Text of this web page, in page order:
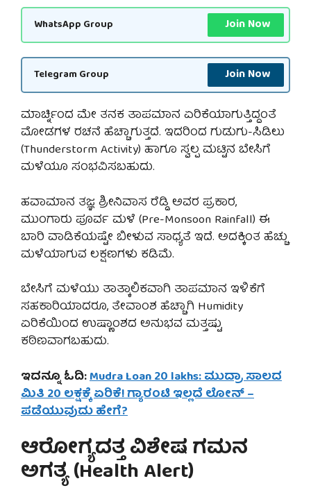
WhatsApp Group Join Now
Telegram Group Join Now
ಮಾರ್ಚ್ನಿಂದ ಮೇ ತನಕ ತಾಪಮಾನ ಏರಿಕೆಯಾಗುತ್ತಿದ್ದಂತೆ
ಮೋಡಗಳ ರಚನೆ ಹೆಚ್ಚಾಗುತ್ತದೆ. ಇದರಿಂದ ಗುಡುಗು-ಸಿಡಿಲು
(Thunderstorm Activity) ಹಾಗೂ ಸ್ವಲ್ಪ ಮಟ್ಟಿನ ಬೇಸಿಗೆ
ಮಳೆಯೂ ಸಂಭವಿಸಬಹುದು.
ಹವಾಮಾನ ತಜ್ಞ ಶ್ರೀನಿವಾಸ ರೆಡ್ಡಿ ಅವರ ಪ್ರಕಾರ,
ಮುಂಗಾರು ಪೂರ್ವ ಮಳೆ (Pre-Monsoon Rainfall) ಈ
ಬಾರಿ ವಾಡಿಕೆಯಷ್ಟೇ ಬೀಳುವ ಸಾಧ್ಯತೆ ಇದೆ. ಅದಕ್ಕಿಂತ ಹೆಚ್ಚು
ಮಳೆಯಾಗುವ ಲಕ್ಷಣಗಳು ಕಡಿಮೆ.
ಬೇಸಿಗೆ ಮಳೆಯು ತಾತ್ಕಾಲಿಕವಾಗಿ ತಾಪಮಾನ ಇಳಿಕೆಗೆ
ಸಹಕಾರಿಯಾದರೂ, ತೇವಾಂಶ ಹೆಚ್ಚಾಗಿ Humidity
ಏರಿಕೆಯಿಂದ ಉಷ್ಣಾಂಶದ ಅನುಭವ ಮತ್ತಷ್ಟು
ಕಠಿಣವಾಗಬಹುದು.
ಇದನ್ನೂ ಓದಿ:Mudra Loan 20 lakhs: ಮುದ್ರಾ ಸಾಲದ
ಮಿತಿ 20 ಲಕ್ಷಕ್ಕೆ ಏರಿಕೆ! ಗ್ಯಾರಂಟಿ ಇಲ್ಲದೆ ಲೋನ್ –
ಪಡೆಯುವುದು ಹೇಗೆ?
ಆರೋಗ್ಯದತ್ತ ವಿಶೇಷ ಗಮನ
ಅಗತ್ಯ (Health Alert)